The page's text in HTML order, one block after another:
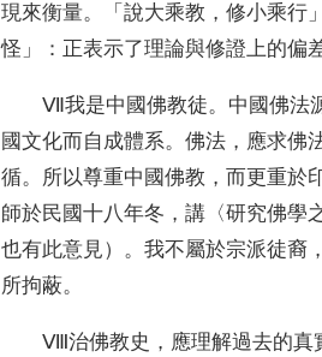
現來衡量。 「說大乘教 ，修小乘行
怪 」 ： 正表示了理論與修證上的偏
Ⅶ我是中國佛教徒。 中國佛法
國文化而自成體系。佛法 ， 應求佛
循。 所以尊重中國佛教 ， 而更重於
師於民國十八年冬 ，講 〈研究佛學
也有此意見） 。我不屬於宗派徒裔
所拘蔽。
Ⅷ治佛教史 ， 應理解過去的真